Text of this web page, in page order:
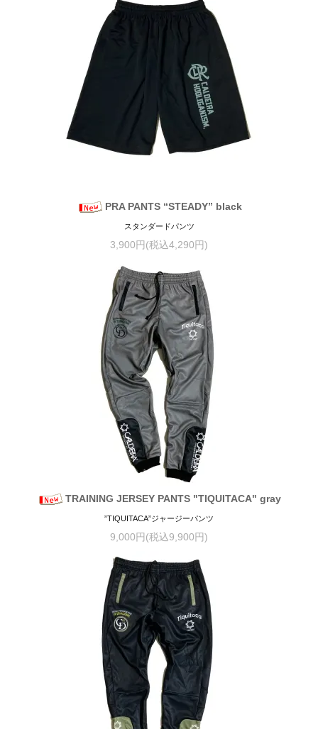
PRA PANTS “STEADY” black
スタンダードパンツ
3,900円(税込4,290円)
TRAINING JERSEY PANTS "TIQUITACA" gray
”TIQUITACA”ジャージーパンツ
9,000円(税込9,900円)